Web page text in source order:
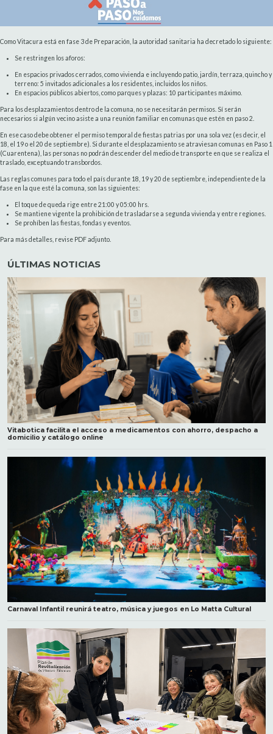
Como Vitacura está en fase 3 de Preparación, la autoridad sanitaria ha decretado lo siguiente:
Se restringen los aforos:
En espacios privados cerrados, como vivienda e incluyendo patio, jardín, terraza, quincho y
terreno: 5 invitados adicionales a los residentes, incluidos los niños.
En espacios públicos abiertos, como parques y plazas: 10 participantes máximo.
Para los desplazamientos dentro de la comuna, no se necesitarán permisos. Sí serán
necesarios si algún vecino asiste a una reunión familiar en comunas que estén en paso 2.
En ese caso debe obtener el permiso temporal de fiestas patrias por una sola vez (es decir, el
18, el 19 o el 20 de septiembre). Si durante el desplazamiento se atraviesan comunas en Paso 1
(Cuarentena), las personas no podrán descender del medio de transporte en que se realiza el
traslado, exceptuando transbordos.
Las reglas comunes para todo el país durante 18, 19 y 20 de septiembre, independiente de la
fase en la que esté la comuna, son las siguientes:
El toque de queda rige entre 21:00 y 05:00 hrs.
Se mantiene vigente la prohibición de trasladarse a segunda vivienda y entre regiones.
Se prohíben las fiestas, fondas y eventos.
Para más detalles, revise PDF adjunto.
ÚLTIMAS NOTICIAS
Vitabotica facilita el acceso a medicamentos con ahorro, despacho a
domicilio y catálogo online
Carnaval Infantil reunirá teatro, música y juegos en Lo Matta Cultural